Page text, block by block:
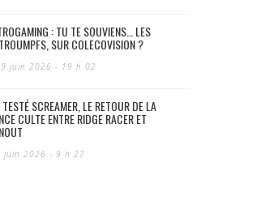
: TU TE SOUVIENS… LES
SUR COLECOVISION ?
juin 2026 - 19 h 02
SCREAMER, LE RETOUR DE LA
CULTE ENTRE RIDGE RACER ET
juin 2026 - 9 h 27